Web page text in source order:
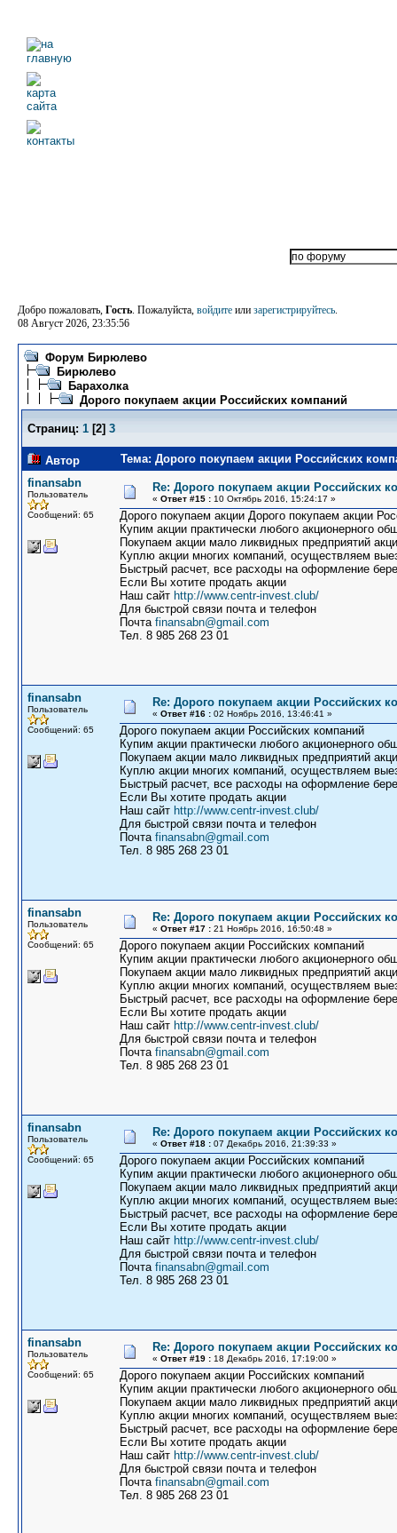
Добро пожаловать, Гость. Пожалуйста, войдите или зарегистрируйтесь.
08 Август 2026, 23:35:56
Форум Бирюлево
Бирюлево
Барахолка
Дорого покупаем акции Российских компаний
Страниц: 1 [2] 3
Автор
Тема: Дорого покупаем акции Российских
finansabn
Пользователь
Сообщений: 65
Re: Дорого покупаем акции Российских
« Ответ #15 : 10 Октябрь 2016, 15:24:17 »
Дорого покупаем акции Дорого покупаем акции
Купим акции практически любого акционерного
Покупаем акции мало ликвидных предприятий
Куплю акции многих компаний, осуществляем
Быстрый расчет, все расходы на оформление
Если Вы хотите продать акции
Наш сайт http://www.centr-invest.club/
Для быстрой связи почта и телефон
Почта finansabn@gmail.com
Тел. 8 985 268 23 01
finansabn
Пользователь
Сообщений: 65
Re: Дорого покупаем акции Российских
« Ответ #16 : 02 Ноябрь 2016, 13:46:41 »
Дорого покупаем акции Российских компаний
Купим акции практически любого акционерного
Покупаем акции мало ликвидных предприятий
Куплю акции многих компаний, осуществляем
Быстрый расчет, все расходы на оформление
Если Вы хотите продать акции
Наш сайт http://www.centr-invest.club/
Для быстрой связи почта и телефон
Почта finansabn@gmail.com
Тел. 8 985 268 23 01
finansabn
Пользователь
Сообщений: 65
Re: Дорого покупаем акции Российских
« Ответ #17 : 21 Ноябрь 2016, 16:50:48 »
Дорого покупаем акции Российских компаний
Купим акции практически любого акционерного
Покупаем акции мало ликвидных предприятий
Куплю акции многих компаний, осуществляем
Быстрый расчет, все расходы на оформление
Если Вы хотите продать акции
Наш сайт http://www.centr-invest.club/
Для быстрой связи почта и телефон
Почта finansabn@gmail.com
Тел. 8 985 268 23 01
finansabn
Пользователь
Сообщений: 65
Re: Дорого покупаем акции Российских
« Ответ #18 : 07 Декабрь 2016, 21:39:33 »
Дорого покупаем акции Российских компаний
Купим акции практически любого акционерного
Покупаем акции мало ликвидных предприятий
Куплю акции многих компаний, осуществляем
Быстрый расчет, все расходы на оформление
Если Вы хотите продать акции
Наш сайт http://www.centr-invest.club/
Для быстрой связи почта и телефон
Почта finansabn@gmail.com
Тел. 8 985 268 23 01
finansabn
Пользователь
Сообщений: 65
Re: Дорого покупаем акции Российских
« Ответ #19 : 18 Декабрь 2016, 17:19:00 »
Дорого покупаем акции Российских компаний
Купим акции практически любого акционерного
Покупаем акции мало ликвидных предприятий
Куплю акции многих компаний, осуществляем
Быстрый расчет, все расходы на оформление
Если Вы хотите продать акции
Наш сайт http://www.centr-invest.club/
Для быстрой связи почта и телефон
Почта finansabn@gmail.com
Тел. 8 985 268 23 01